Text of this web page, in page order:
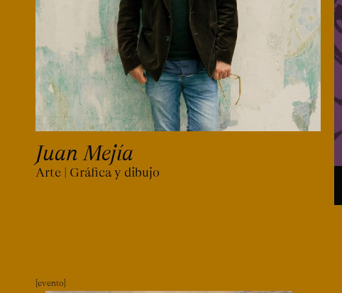
Juan Mejía
Arte | Gráfica y dibujo
evento